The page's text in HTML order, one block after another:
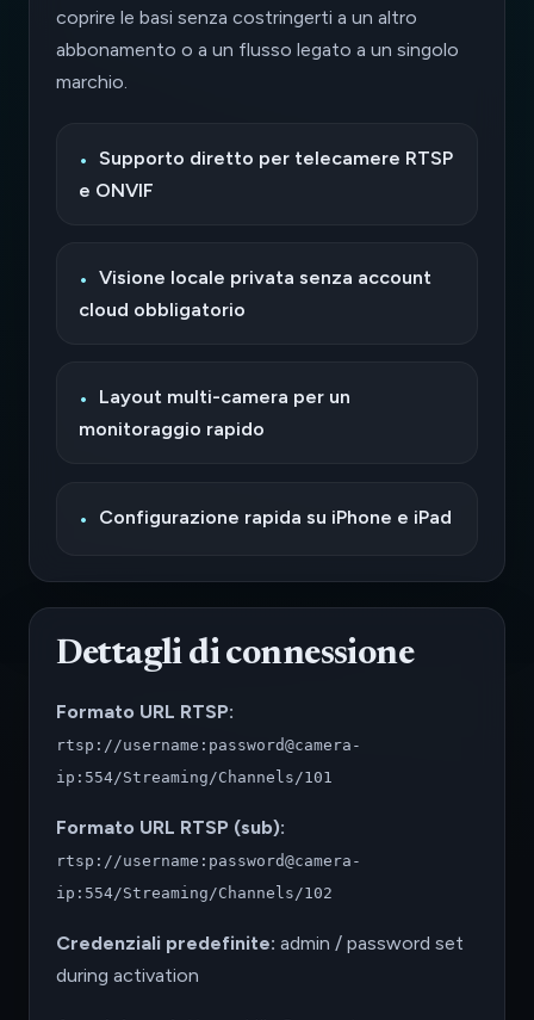
coprire le basi senza costringerti a un altro
abbonamento o a un flusso legato a un singolo
marchio.
Supporto diretto per telecamere RTSP
e ONVIF
Visione locale privata senza account
cloud obbligatorio
Layout multi-camera per un
monitoraggio rapido
Configurazione rapida su iPhone e iPad
Dettagli di connessione
Formato URL RTSP:
rtsp://username:password@camera-
ip:554/Streaming/Channels/101
Formato URL RTSP (sub):
rtsp://username:password@camera-
ip:554/Streaming/Channels/102
Credenziali predefinite: admin / password set
during activation